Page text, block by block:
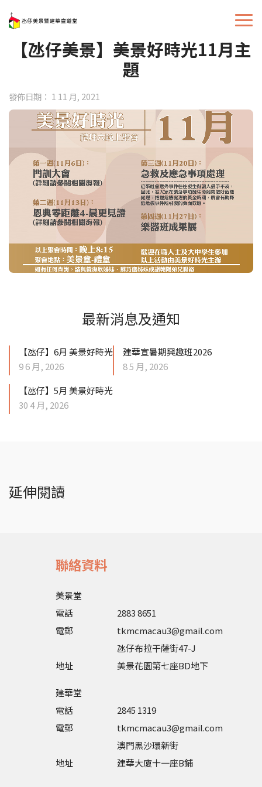
【氹仔美景】美景好時光11月主
題
發佈日期： 1 11 月, 2021
最新消息及通知
【氹仔】6月 美景好時光
9 6 月, 2026
建華宣暑期興趣班2026
8 5 月, 2026
【氹仔】5月 美景好時光
30 4 月, 2026
延伸閱讀
聯絡資料
美景堂
電話
2883 8651
電郵
tkmcmacau3@gmail.com
地址
氹仔布拉干薩街47-J
美景花園第七座BD地下
建華堂
電話
2845 1319
電郵
tkmcmacau3@gmail.com
地址
澳門黑沙環新街
建華大廈十一座B鋪